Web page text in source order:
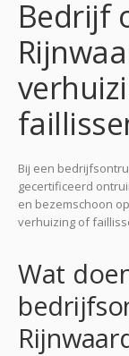
Bedrijf
Bij een
gecertificeerd
en bezemschoon
verhuizing of
Wat